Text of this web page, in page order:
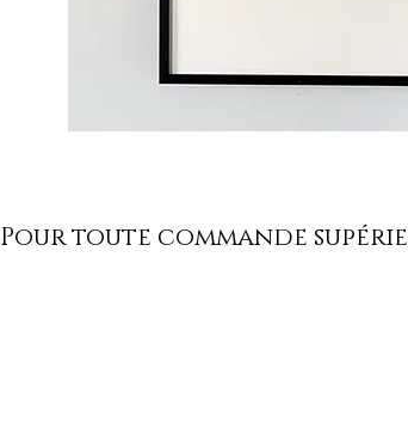
Pour toute commande